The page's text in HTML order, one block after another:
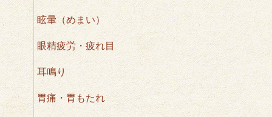
眩暈（めまい）
眼精疲労・疲れ目
耳鳴り
胃痛・胃もたれ